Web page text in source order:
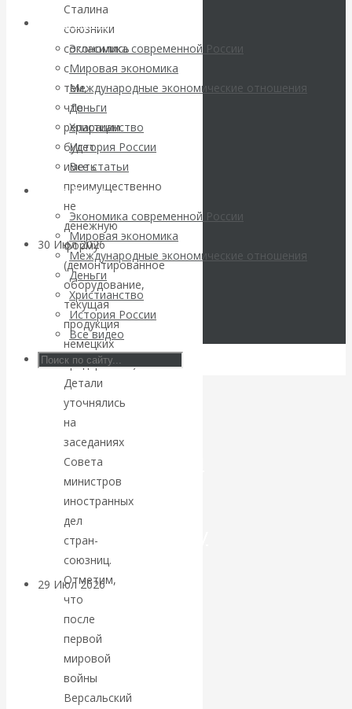
Архив статей
Экономика современной России
Мировая экономика
Международные экономические отношения
Деньги
Христианство
История России
Все статьи
Архив Видео
Экономика современной России
Мировая экономика
Международные экономические отношения
Деньги
Христианство
История России
Все видео
погоду на
финансовых
рынках?
Минфины хотят
быть главнее
Центробанков?
30 Июл 2026Цифровая
экономика
Валентин
Катасонов.
Искусственный
интеллект —
революционный
переход к
посткапитализму
29 Июл 2026Мировая
финансовая олигархия
Валентин
Катасонов.
Сталина
союзники
согласились
с
тем,
что
репарации
будет
иметь
преимущественно
не
денежную
форму
(демонтированное
оборудование,
текущая
продукция
немецких
предприятий).
Детали
уточнялись
на
заседаниях
Совета
министров
иностранных
дел
стран-
союзниц.
Отметим,
что
после
первой
мировой
войны
Версальский